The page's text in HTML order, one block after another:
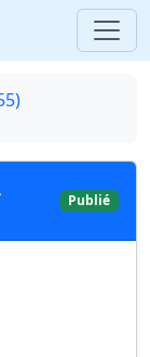
Publié